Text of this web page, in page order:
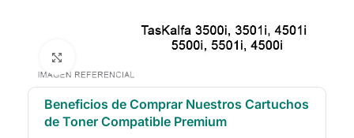
Beneficios de Comprar Nuestros Cartuchos
de Toner Compatible Premium